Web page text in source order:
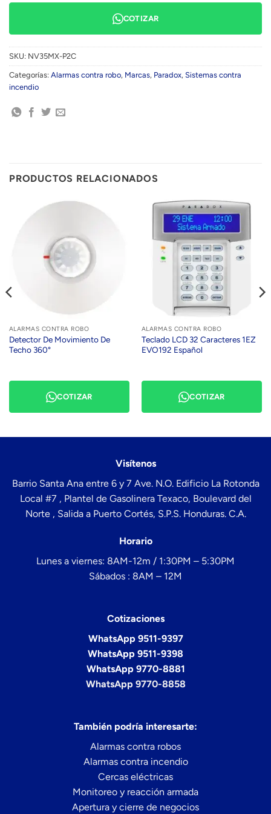
COTIZAR
SKU: NV35MX-P2C
Categorías: Alarmas contra robo, Marcas, Paradox, Sistemas contra
incendio
PRODUCTOS RELACIONADOS
ALARMAS CONTRA ROBO
Detector De Movimiento De
Techo 360°
COTIZAR
ALARMAS CONTRA ROBO
Teclado LCD 32 Caracteres 1EZ
EVO192 Español
COTIZAR
Visítenos
Barrio Santa Ana entre 6 y 7 Ave. N.O. Edificio La Rotonda
Local #7 , Plantel de Gasolinera Texaco, Boulevard del
Norte , Salida a Puerto Cortés, S.P.S. Honduras. C.A.
Horario
Lunes a viernes: 8AM-12m / 1:30PM – 5:30PM
Sábados : 8AM – 12M
Cotizaciones
WhatsApp 9511-9397
WhatsApp 9511-9398
WhatsApp 9770-8881
WhatsApp 9770-8858
También podría interesarte:
Alarmas contra robos
Alarmas contra incendio
Cercas eléctricas
Monitoreo y reacción armada
Apertura y cierre de negocios